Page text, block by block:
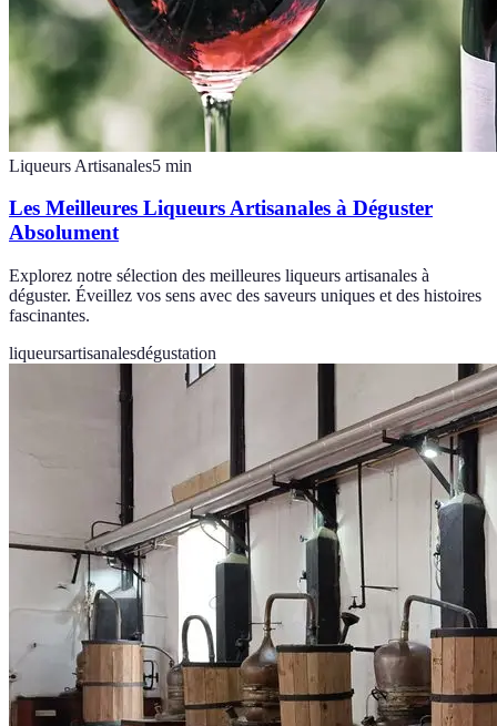
Liqueurs Artisanales5 min
Les Meilleures Liqueurs Artisanales à Déguster
Absolument
Explorez notre sélection des meilleures liqueurs artisanales à
déguster. Éveillez vos sens avec des saveurs uniques et des histoires
fascinantes.
liqueursartisanalesdégustation